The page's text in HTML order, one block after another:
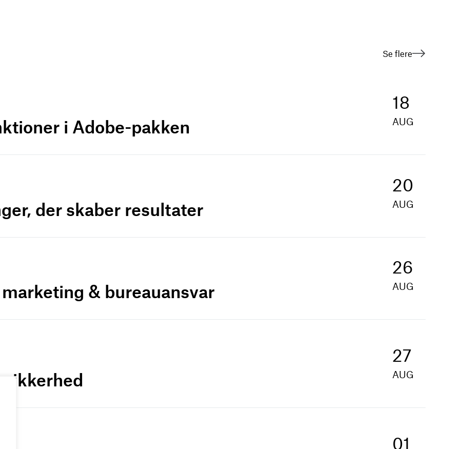
Se flere
i Adobe-pakken
18
AUG
der skaber resultater
20
AUG
& bureauansvar
26
AUG
27
AUG
01